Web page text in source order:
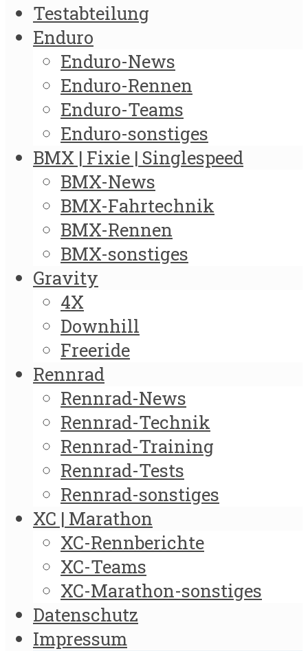
Testabteilung
Enduro
Enduro-News
Enduro-Rennen
Enduro-Teams
Enduro-sonstiges
BMX | Fixie | Singlespeed
BMX-News
BMX-Fahrtechnik
BMX-Rennen
BMX-sonstiges
Gravity
4X
Downhill
Freeride
Rennrad
Rennrad-News
Rennrad-Technik
Rennrad-Training
Rennrad-Tests
Rennrad-sonstiges
XC | Marathon
XC-Rennberichte
XC-Teams
XC-Marathon-sonstiges
Datenschutz
Impressum